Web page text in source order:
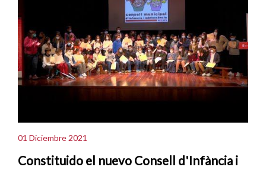
01 Diciembre 2021
Constituido el nuevo Consell d'Infància i